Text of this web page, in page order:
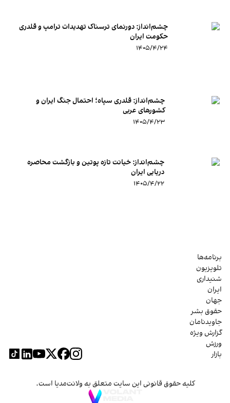
چشم‌انداز: دورنمای ترسناک تهدیدات ترامپ و قلدری
حکومت ایران
۱۴۰۵/۴/۲۴
چشم‌انداز:‌ قلدری سپاه؛ احتمال جنگ ایران و
کشورهای عربی
۱۴۰۵/۴/۲۳
چشم‌انداز: خیانت تازه پوتین و بازگشت محاصره
دریایی ایران
۱۴۰۵/۴/۲۲
برنامه‌ها
تلویزیون
شنیداری
ایران
جهان
حقوق بشر
جاویدنامان
گزارش ویژه
ورزش
بازار
کلیه حقوق قانونی این سایت متعلق به ولانت‌مدیا است.